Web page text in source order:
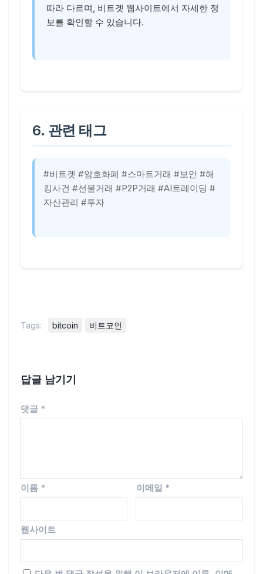
따라 다르며, 비트겟 웹사이트에서 자세한 정
보를 확인할 수 있습니다.
6. 관련 태그
#비트겟 #암호화폐 #스마트거래 #보안 #해
킹사건 #선물거래 #P2P거래 #AI트레이딩 #
자산관리 #투자
Tags: bitcoin 비트코인
답글 남기기
댓글 *
이름 * 이메일 *
웹사이트